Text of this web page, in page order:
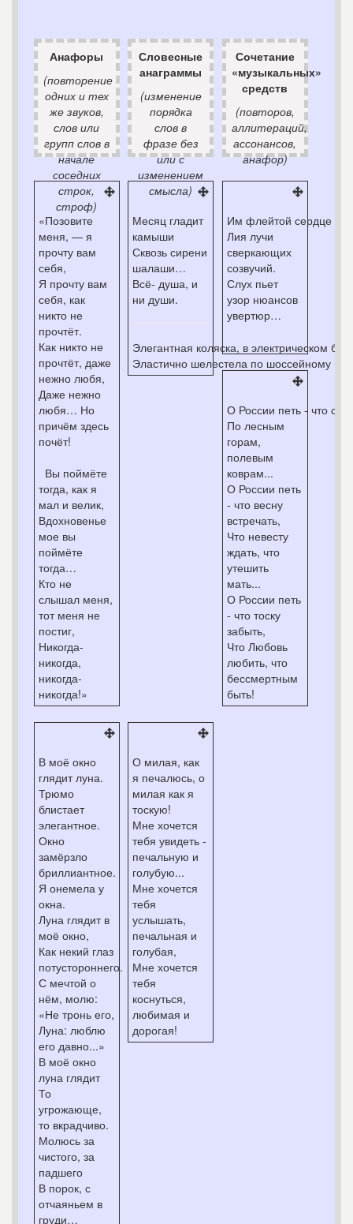
Анафоры
(повторение
одних и тех
же звуков,
слов или
групп слов в
начале
соседних
строк,
строф)
Словесные
анаграммы
(изменение
порядка
слов в
фразе без
или с
изменением
смысла)
Сочетание
«музыкальных»
средств
(повторов,
аллитераций,
ассонансов,
анафор)
«Позовите
меня, — я
прочту вам
себя,
Я прочту вам
себя, как
никто не
прочтёт.
Как никто не
прочтёт, даже
нежно любя,
Даже нежно
любя… Но
причём здесь
почёт!
Вы поймёте
тогда, как я
мал и велик,
Вдохновенье
мое вы
поймёте
тогда…
Кто не
слышал меня,
тот меня не
постиг,
Никогда-
никогда,
никогда-
никогда!»
Месяц гладит
камыши
Сквозь сирени
шалаши…
Всё- душа, и
ни души.
Элегантная коляска, в электрическом
Эластично шелестела по шоссейному
Им флейтой сердце
Лия лучи
сверкающих
созвучий.
Слух пьет
узор нюансов
увертюр…
О России петь - что
По лесным
горам,
полевым
коврам...
О России петь
- что весну
встречать,
Что невесту
ждать, что
утешить
мать...
О России петь
- что тоску
забыть,
Что Любовь
любить, что
бессмертным
быть!
В моё окно
глядит луна.
Трюмо
блистает
элегантное.
Окно
замёрзло
бриллиантное.
Я онемела у
окна.
Луна глядит в
моё окно,
Как некий глаз
потустороннего.
С мечтой о
нём, молю:
«Не тронь его,
Луна: люблю
его давно...»
В моё окно
луна глядит
То
угрожающе,
то вкрадчиво.
Молюсь за
чистого, за
падшего
В порок, с
отчаяньем в
груди…
О милая, как
я печалюсь, о
милая как я
тоскую!
Мне хочется
тебя увидеть -
печальную и
голубую...
Мне хочется
тебя
услышать,
печальная и
голубая,
Мне хочется
тебя
коснуться,
любимая и
дорогая!